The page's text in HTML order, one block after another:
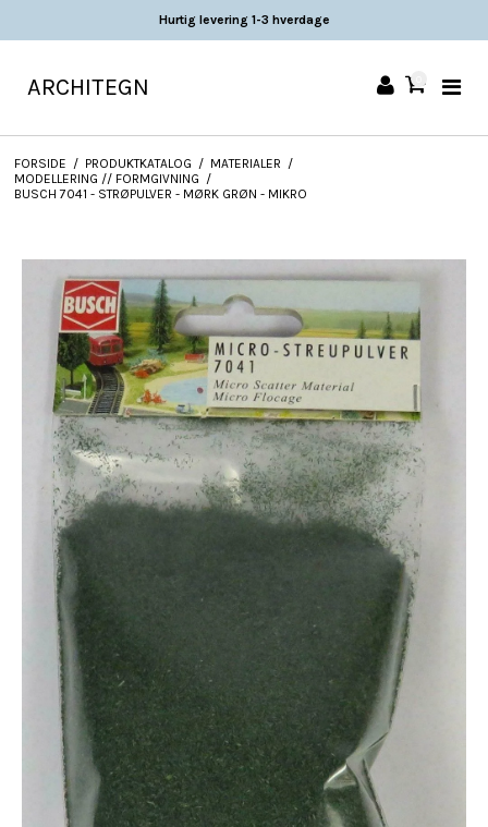
Hurtig levering 1-3 hverdage
ARCHITEGN
FORSIDE / PRODUKTKATALOG / MATERIALER /
MODELLERING // FORMGIVNING /
BUSCH 7041 - STRØPULVER - MØRK GRØN - MIKRO